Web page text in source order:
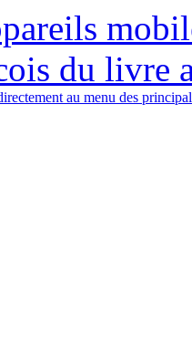
du livre
au menu des